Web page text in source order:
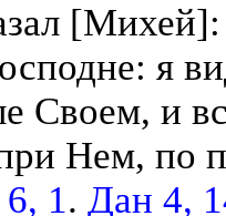
я
Своем, и
Нем, по
1. Дан 4,